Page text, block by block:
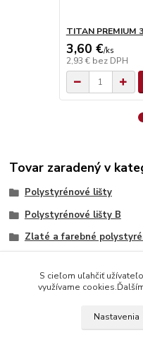
TITAN PREMIUM
3,60 €/ks
2,93 € bez DPH
Tovar zaradený v
Polystyrénové lišty
Polystyrénové lišty B
Zlaté a farebné
S cieľom uľahčiť
využívame
Nastavenia